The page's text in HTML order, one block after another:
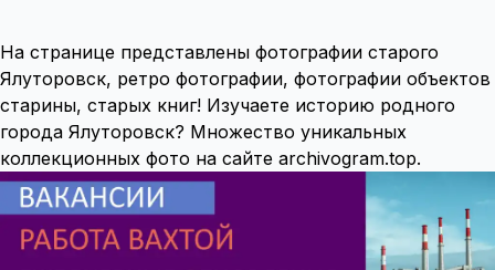
На странице представлены фотографии старого
Ялуторовск, ретро фотографии, фотографии объектов
старины, старых книг! Изучаете историю родного
города Ялуторовск? Множество уникальных
коллекционных фото на сайте archivogram.top.